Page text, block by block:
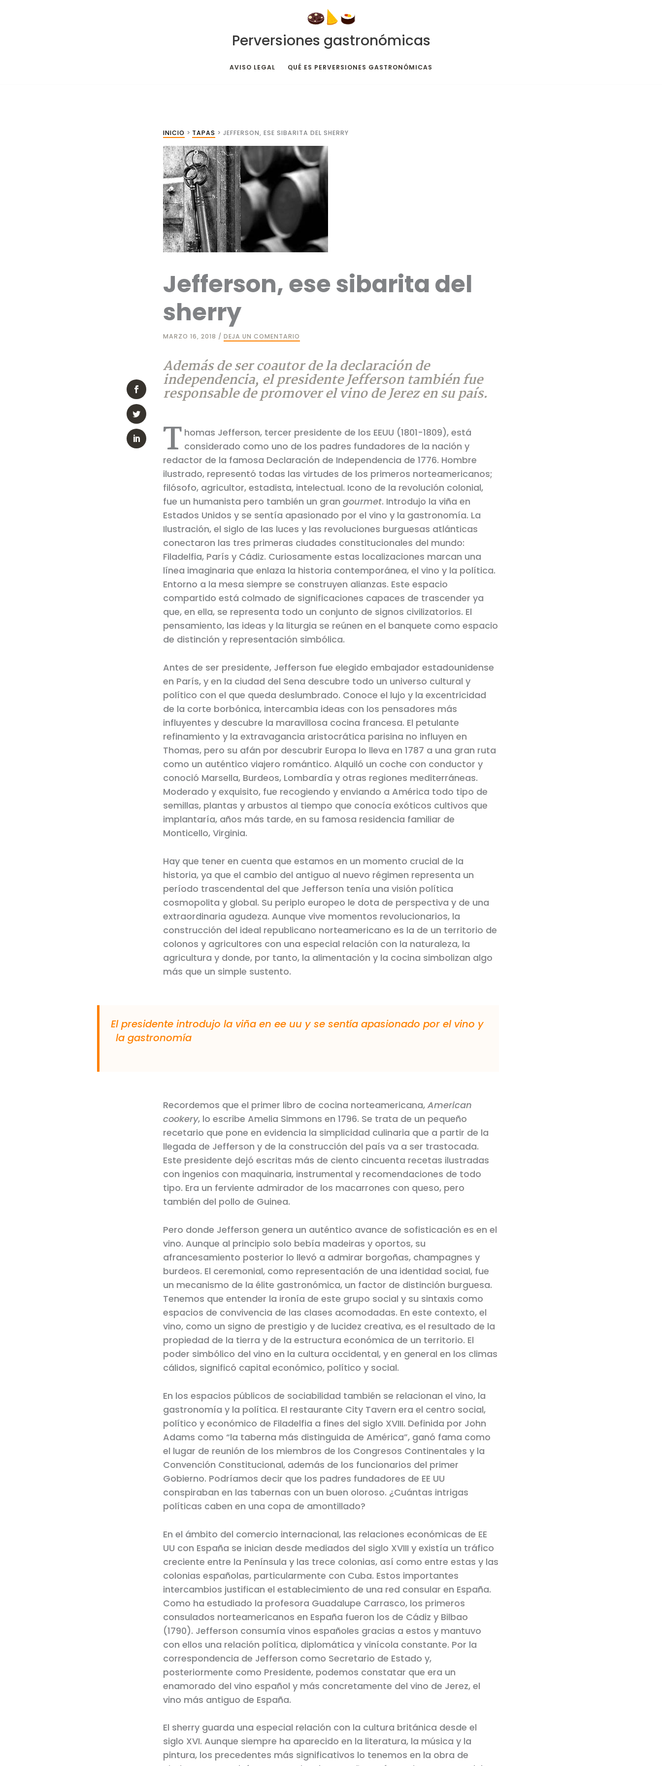
Perversiones gastronómicas
AVISO LEGAL QUÉ ES PERVERSIONES GASTRONÓMICAS
INICIO TAPAS JEFFERSON, ESE SIBARITA DEL SHERRY
Jefferson, ese sibarita del
sherry
MARZO 16, 2018 / DEJA UN COMENTARIO
Además de ser coautor de la declaración de
independencia, el presidente Jefferson también fue
responsable de promover el vino de Jerez en su país.
T homas Jefferson, tercer presidente de los EEUU (1801-1809), está
considerado como uno de los padres fundadores de la nación y
redactor de la famosa Declaración de Independencia de 1776. Hombre
ilustrado, representó todas las virtudes de los primeros norteamericanos;
filósofo, agricultor, estadista, intelectual. Icono de la revolución colonial,
fue un humanista pero también un gran gourmet. Introdujo la viña en
Estados Unidos y se sentía apasionado por el vino y la gastronomía. La
Ilustración, el siglo de las luces y las revoluciones burguesas atlánticas
conectaron las tres primeras ciudades constitucionales del mundo:
Filadelfia, París y Cádiz. Curiosamente estas localizaciones marcan una
línea imaginaria que enlaza la historia contemporánea, el vino y la política.
Entorno a la mesa siempre se construyen alianzas. Este espacio
compartido está colmado de significaciones capaces de trascender ya
que, en ella, se representa todo un conjunto de signos civilizatorios. El
pensamiento, las ideas y la liturgia se reúnen en el banquete como espacio
de distinción y representación simbólica.
Antes de ser presidente, Jefferson fue elegido embajador estadounidense
en París, y en la ciudad del Sena descubre todo un universo cultural y
político con el que queda deslumbrado. Conoce el lujo y la excentricidad
de la corte borbónica, intercambia ideas con los pensadores más
influyentes y descubre la maravillosa cocina francesa. El petulante
refinamiento y la extravagancia aristocrática parisina no influyen en
Thomas, pero su afán por descubrir Europa lo lleva en 1787 a una gran ruta
como un auténtico viajero romántico. Alquiló un coche con conductor y
conoció Marsella, Burdeos, Lombardía y otras regiones mediterráneas.
Moderado y exquisito, fue recogiendo y enviando a América todo tipo de
semillas, plantas y arbustos al tiempo que conocía exóticos cultivos que
implantaría, años más tarde, en su famosa residencia familiar de
Monticello, Virginia.
Hay que tener en cuenta que estamos en un momento crucial de la
historia, ya que el cambio del antiguo al nuevo régimen representa un
período trascendental del que Jefferson tenía una visión política
cosmopolita y global. Su periplo europeo le dota de perspectiva y de una
extraordinaria agudeza. Aunque vive momentos revolucionarios, la
construcción del ideal republicano norteamericano es la de un territorio de
colonos y agricultores con una especial relación con la naturaleza, la
agricultura y donde, por tanto, la alimentación y la cocina simbolizan algo
más que un simple sustento.
El presidente introdujo la viña en ee uu y se sentía apasionado por el vino y
la gastronomía
Recordemos que el primer libro de cocina norteamericana, American
cookery, lo escribe Amelia Simmons en 1796. Se trata de un pequeño
recetario que pone en evidencia la simplicidad culinaria que a partir de la
llegada de Jefferson y de la construcción del país va a ser trastocada.
Este presidente dejó escritas más de ciento cincuenta recetas ilustradas
con ingenios con maquinaria, instrumental y recomendaciones de todo
tipo. Era un ferviente admirador de los macarrones con queso, pero
también del pollo de Guinea.
Pero donde Jefferson genera un auténtico avance de sofisticación es en el
vino. Aunque al principio solo bebía madeiras y oportos, su
afrancesamiento posterior lo llevó a admirar borgoñas, champagnes y
burdeos. El ceremonial, como representación de una identidad social, fue
un mecanismo de la élite gastronómica, un factor de distinción burguesa.
Tenemos que entender la ironía de este grupo social y su sintaxis como
espacios de convivencia de las clases acomodadas. En este contexto, el
vino, como un signo de prestigio y de lucidez creativa, es el resultado de la
propiedad de la tierra y de la estructura económica de un territorio. El
poder simbólico del vino en la cultura occidental, y en general en los climas
cálidos, significó capital económico, político y social.
En los espacios públicos de sociabilidad también se relacionan el vino, la
gastronomía y la política. El restaurante City Tavern era el centro social,
político y económico de Filadelfia a fines del siglo XVIII. Definida por John
Adams como “la taberna más distinguida de América”, ganó fama como
el lugar de reunión de los miembros de los Congresos Continentales y la
Convención Constitucional, además de los funcionarios del primer
Gobierno. Podríamos decir que los padres fundadores de EE UU
conspiraban en las tabernas con un buen oloroso. ¿Cuántas intrigas
políticas caben en una copa de amontillado?
En el ámbito del comercio internacional, las relaciones económicas de EE
UU con España se inician desde mediados del siglo XVIII y existía un tráfico
creciente entre la Península y las trece colonias, así como entre estas y las
colonias españolas, particularmente con Cuba. Estos importantes
intercambios justifican el establecimiento de una red consular en España.
Como ha estudiado la profesora Guadalupe Carrasco, los primeros
consulados norteamericanos en España fueron los de Cádiz y Bilbao
(1790). Jefferson consumía vinos españoles gracias a estos y mantuvo
con ellos una relación política, diplomática y vinícola constante. Por la
correspondencia de Jefferson como Secretario de Estado y,
posteriormente como Presidente, podemos constatar que era un
enamorado del vino español y más concretamente del vino de Jerez, el
vino más antiguo de España.
El sherry guarda una especial relación con la cultura británica desde el
siglo XVI. Aunque siempre ha aparecido en la literatura, la música y la
pintura, los precedentes más significativos lo tenemos en la obra de